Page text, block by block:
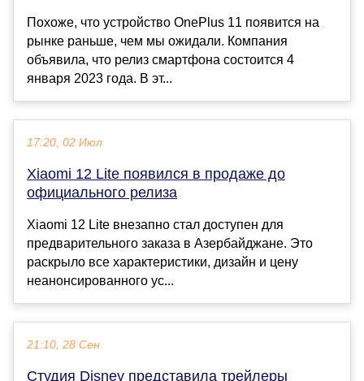
Похоже, что устройство OnePlus 11 появится на
рынке раньше, чем мы ожидали. Компания
объявила, что релиз смартфона состоится 4
января 2023 года. В эт...
17:20, 02 Июл
Xiaomi 12 Lite появился в продаже до
официального релиза
Xiaomi 12 Lite внезапно стал доступен для
предварительного заказа в Азербайджане. Это
раскрыло все характеристики, дизайн и цену
неанонсированного ус...
21:10, 28 Сен
Студия Disney представила трейлеры